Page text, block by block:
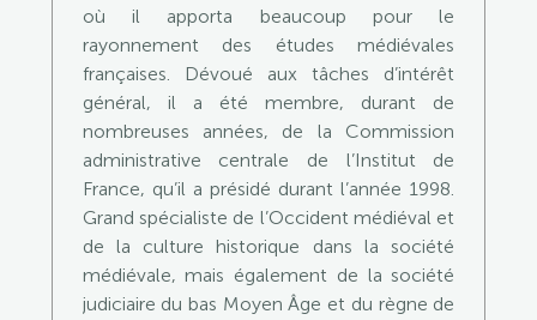
où il apporta beaucoup pour le
rayonnement des études médiévales
françaises. Dévoué aux tâches d’intérêt
général, il a été membre, durant de
nombreuses années, de la Commission
administrative centrale de l’Institut de
France, qu’il a présidé durant l’année 1998.
Grand spécialiste de l’Occident médiéval et
de la culture historique dans la société
médiévale, mais également de la société
judiciaire du bas Moyen Âge et du règne de